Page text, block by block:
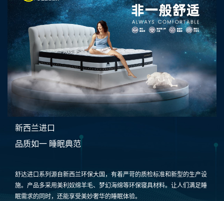
新西兰进口
品质如一 睡眠典范
舒达进口系列源自新西兰环保大国，有着严苛的质检标准和新型的生产设
施。产品多采用美利奴绵羊毛、梦幻海绵等环保寝具材料。让人们满足睡
眠需求的同时，还能享受美妙奢华的睡眠体验。